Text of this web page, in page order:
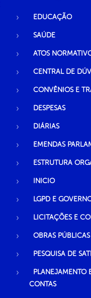
EDUCAÇÃO
SAÚDE
ATOS
CENTRAL DE
CONVÊNIOS E
DESPESAS
DIÁRIAS
EMENDAS
ESTRUTURA
INICIO
LGPD E
LICITAÇÕES E
OBRAS PÚBLICAS
PESQUISA DE
PLANEJAMENTO
CONTAS